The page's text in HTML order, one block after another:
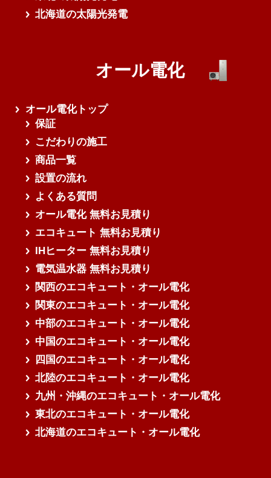
北海道の太陽光発電
オール電化
オール電化トップ
保証
こだわりの施工
商品一覧
設置の流れ
よくある質問
オール電化 無料お見積り
エコキュート 無料お見積り
IHヒーター 無料お見積り
電気温水器 無料お見積り
関西のエコキュート・オール電化
関東のエコキュート・オール電化
中部のエコキュート・オール電化
中国のエコキュート・オール電化
四国のエコキュート・オール電化
北陸のエコキュート・オール電化
九州・沖縄のエコキュート・オール電化
東北のエコキュート・オール電化
北海道のエコキュート・オール電化